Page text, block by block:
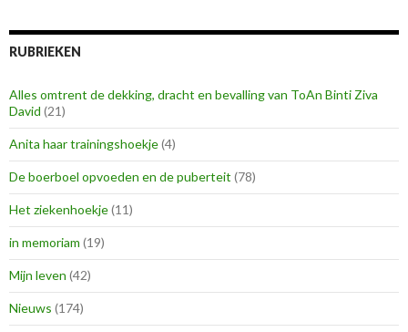
RUBRIEKEN
Alles omtrent de dekking, dracht en bevalling van ToAn Binti Ziva
David (21)
Anita haar trainingshoekje(4)
De boerboel opvoeden en de puberteit (78)
Het ziekenhoekje(11)
in memoriam (19)
Mijn leven (42)
Nieuws (174)